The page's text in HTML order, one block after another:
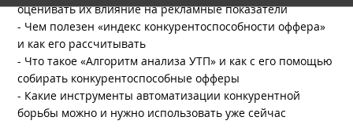
оценивать их влияние на рекламные показатели
- Чем полезен «индекс конкурентоспособности оффера»
и как его рассчитывать
- Что такое «Алгоритм анализа УТП» и как с его помощью
собирать конкурентоспособные офферы
- Какие инструменты автоматизации конкурентной
борьбы можно и нужно использовать уже сейчас